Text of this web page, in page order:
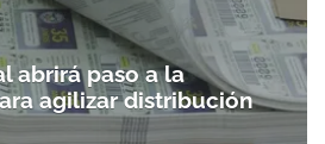
abrirá paso a la
agilizar distribución